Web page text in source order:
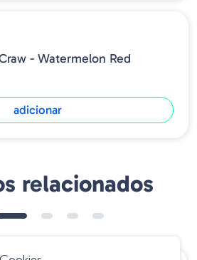
- Watermelon Red
adicionar
relacionados